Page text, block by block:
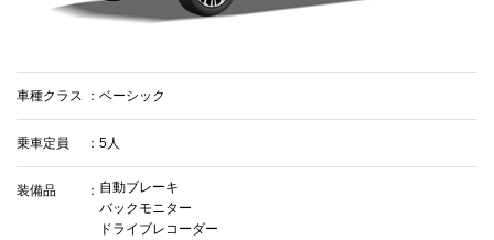
車種クラス ベーシック
乗車定員 5人
装備品
自動ブレーキ
バックモニター
ドライブレコーダー